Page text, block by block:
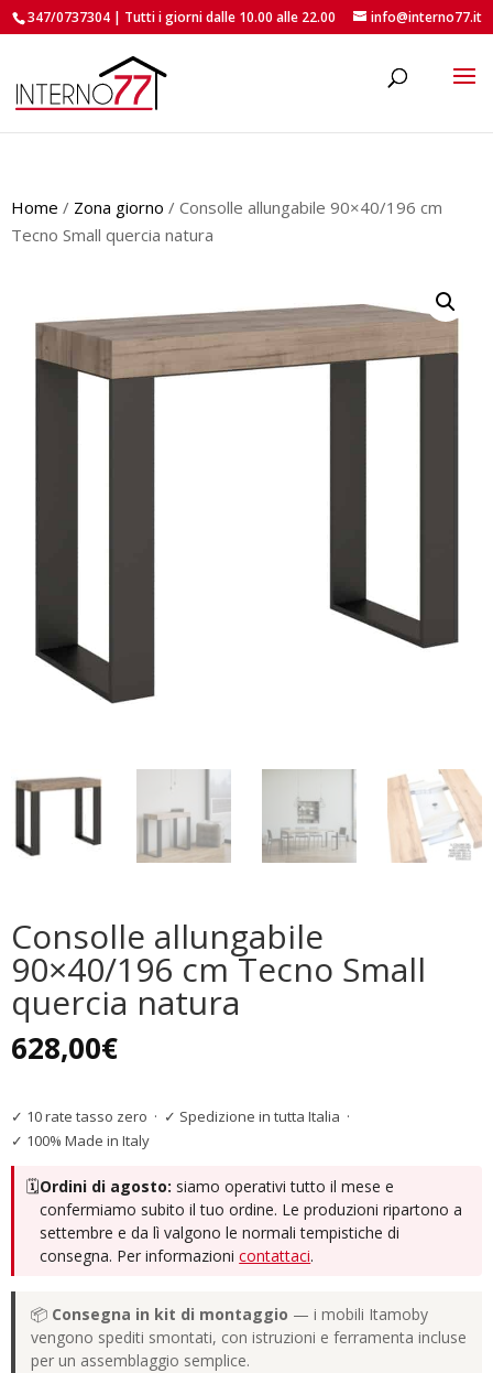
347/0737304 | Tutti i giorni dalle 10.00 alle 22.00 info@interno77.it
Home / Zona giorno / Consolle allungabile 90×40/196 cm
Tecno Small quercia natura
Consolle allungabile
90×40/196 cm Tecno Small
quercia natura
628,00€
✓ 10 rate tasso zero · ✓ Spedizione in tutta Italia ·
✓ 100% Made in Italy
🗓️Ordini di agosto: siamo operativi tutto il mese e
confermiamo subito il tuo ordine. Le produzioni ripartono a
settembre e da lì valgono le normali tempistiche di
consegna. Per informazionicontattaci.
📦 Consegna in kit di montaggio — i mobili Itamoby
vengono spediti smontati, con istruzioni e ferramenta incluse
per un assemblaggio semplice.